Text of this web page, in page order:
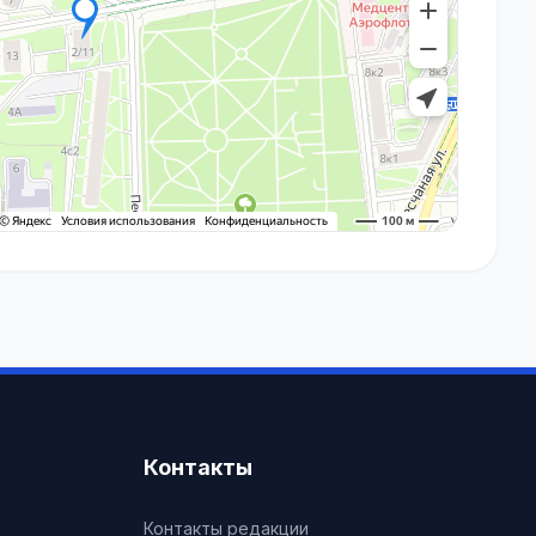
Контакты
Контакты редакции